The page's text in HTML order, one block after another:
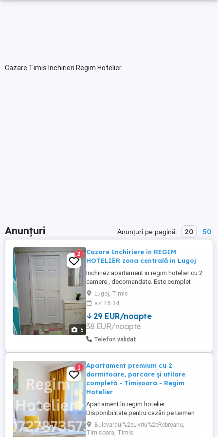
Cazare Timis Inchirieri Regim Hotelier
Anunțuri Anunțuri pe pagină: 20 50
5
2
Cazare Inchiriere in REGIM
HOTELIER zona centrală in Lugoj
Inchiriez apartament in regim hotelier cu 2
camere , decomandate. Este complet
mobilat și utilat. Se afla in zona
ultracentrala la 20 m de Universitatea
Draga. Are cablu TV și Wi-Fi, încălzirea se
face cu centrala pe gaz. Se închiriază la
maxim 6 persoane pe o perioada de
minim 3 nopti. PREȚUL ESTE ...
Lugoj, Timis
azi 15:34
29 EUR/noapte
38 EUR/noapte
Telefon validat
1
Apartament premium cu 2
dormitoare, parcare și utilare
completă - Timișoara - Regim
Hotelier
Apartament în regim hotelier.
Disponibilitate pentru cazări pe termen
lung - 1 an. Zona: Bd. Liviu Rebreanu. Nr.
maxim de persoane in apartament: 6
Bulevardul%2bLivriu%2bRebreanu,
Timisoara, Timis